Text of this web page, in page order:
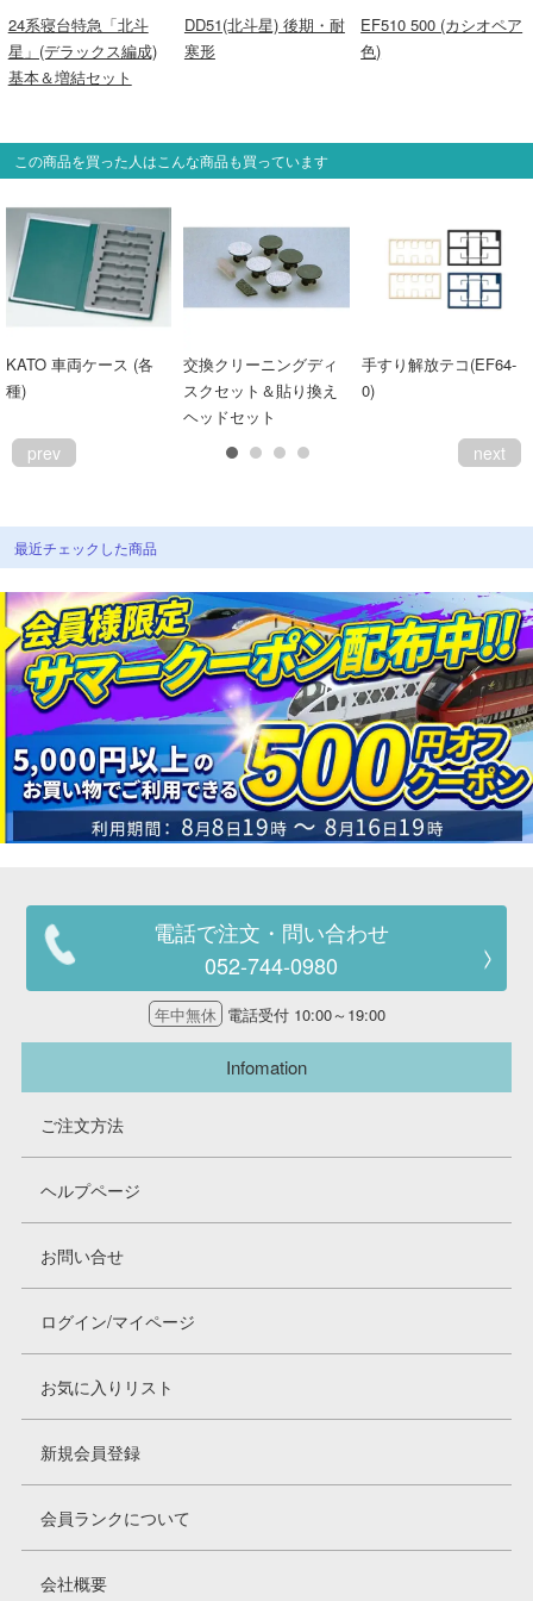
24系寝台特急「北斗
星」(デラックス編成)
基本＆増結セット
DD51(北斗星) 後期・耐
寒形
EF510 500 (カシオペア
色)
この商品を買った人はこんな商品も買っています
KATO 車両ケース (各
種)
交換クリーニングディ
スクセット＆貼り換え
ヘッドセット
手すり解放テコ(EF64-
0)
prev next
最近チェックした商品
電話で注文・問い合わせ
052-744-0980
年中無休 電話受付 10:00～19:00
Infomation
ご注文方法
ヘルプページ
お問い合せ
ログイン/マイページ
お気に入りリスト
新規会員登録
会員ランクについて
会社概要